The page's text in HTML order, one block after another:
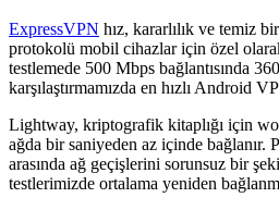
ExpressVPN hız, kararlılık ve temiz
protokolü mobil cihazlar için özel
testlemede 500 Mbps bağlantısında
karşılaştırmamızda en hızlı Android
Lightway, kriptografik kitaplığı için
ağda bir saniyeden az içinde
arasında ağ geçişlerini sorunsuz bir
testlerimizde ortalama yeniden